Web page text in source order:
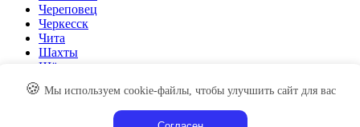
🍪 Мы используем cookie-файлы, чтобы улучшить сайт для вас
Череповец
Черкесск
Чита
Шахты
Щёлково
Элиста